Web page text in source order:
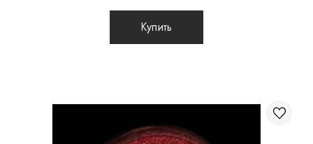
Купить